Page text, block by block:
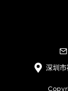
深圳